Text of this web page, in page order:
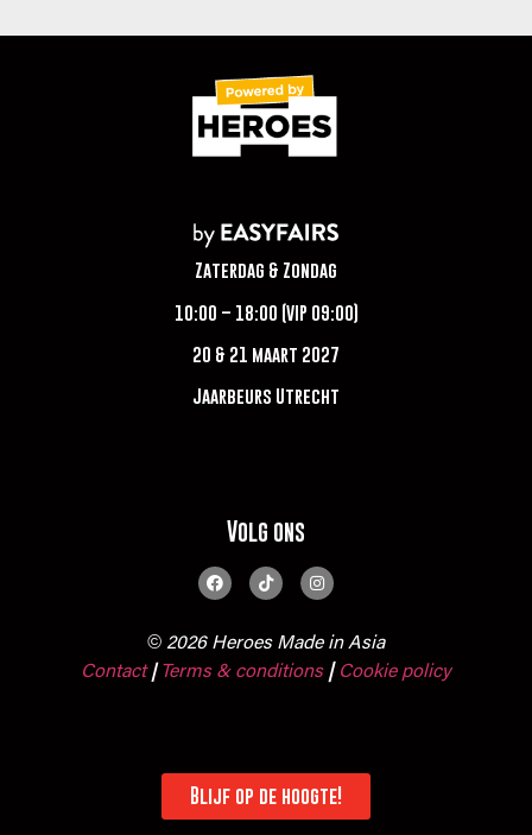
Zaterdag & Zondag
10:00 – 18:00 (VIP 09:00)
20 & 21 maart 2027
Jaarbeurs Utrecht
Volg ons
© 2026 Heroes Made in Asia
Contact | Terms & conditions | Cookie policy
Blijf op de hoogte!